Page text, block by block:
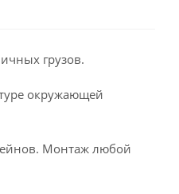
грузов.
окружающей
Монтаж любой